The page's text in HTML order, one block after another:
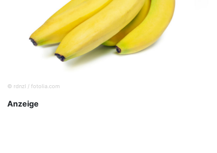
© rdnzl / fotolia.com
Anzeige